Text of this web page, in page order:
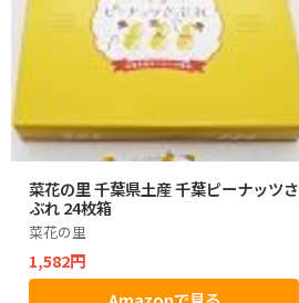
菜花の里 千葉県土産 千葉ピーナッツさ
ぶれ 24枚箱
菜花の里
1,582円